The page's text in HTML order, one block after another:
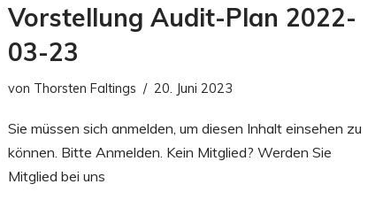
Vorstellung Audit-Plan 2022-
03-23
von Thorsten Faltings 20. Juni 2023
Sie müssen sich anmelden, um diesen Inhalt einsehen zu
können. Bitte Anmelden. Kein Mitglied? Werden Sie
Mitglied bei uns